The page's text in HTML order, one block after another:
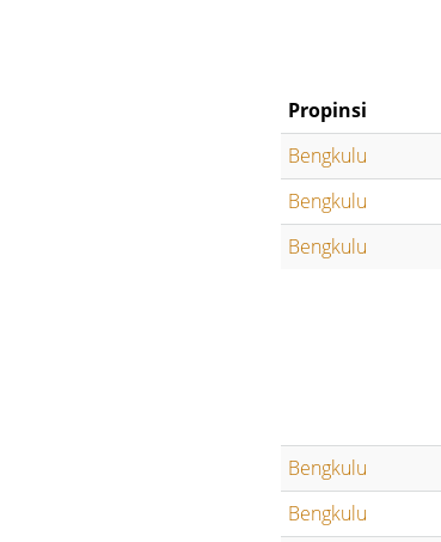
Propinsi
Bengkulu
Bengkulu
Bengkulu
Bengkulu
Bengkulu